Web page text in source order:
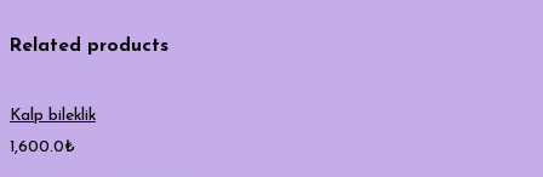
Related products
Kalp bileklik
1,600.0₺